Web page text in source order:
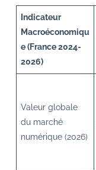
Indicateur
Macroéconomiqu
e (France 2024-
2026)
Valeur globale
du marché
numérique (2026)